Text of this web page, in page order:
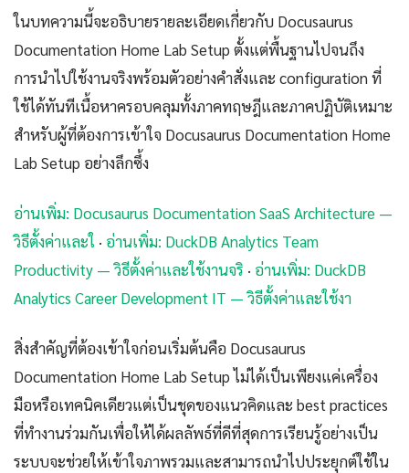
ในบทความนี้จะอธิบายรายละเอียดเกี่ยวกับ Docusaurus
Documentation Home Lab Setup ตั้งแต่พื้นฐานไปจนถึง
การนำไปใช้งานจริงพร้อมตัวอย่างคำสั่งและ configuration ที่
ใช้ได้ทันทีเนื้อหาครอบคลุมทั้งภาคทฤษฎีและภาคปฏิบัติเหมาะ
สำหรับผู้ที่ต้องการเข้าใจ Docusaurus Documentation Home
Lab Setup อย่างลึกซึ้ง
อ่านเพิ่ม: Docusaurus Documentation SaaS Architecture —
วิธีตั้งค่าและใ · อ่านเพิ่ม: DuckDB Analytics Team
Productivity — วิธีตั้งค่าและใช้งานจริ · อ่านเพิ่ม: DuckDB
Analytics Career Development IT — วิธีตั้งค่าและใช้งา
สิ่งสำคัญที่ต้องเข้าใจก่อนเริ่มต้นคือ Docusaurus
Documentation Home Lab Setup ไม่ได้เป็นเพียงแค่เครื่อง
มือหรือเทคนิคเดียวแต่เป็นชุดของแนวคิดและ best practices
ที่ทำงานร่วมกันเพื่อให้ได้ผลลัพธ์ที่ดีที่สุดการเรียนรู้อย่างเป็น
ระบบจะช่วยให้เข้าใจภาพรวมและสามารถนำไปประยุกต์ใช้ใน